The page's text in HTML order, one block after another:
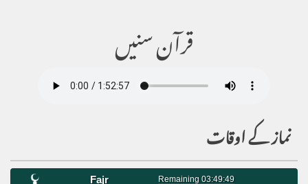
قرآن سنیں
نماز کے اوقات